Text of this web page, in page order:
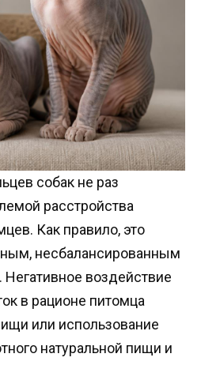
собак не раз
расстройства
Как правило, это
несбалансированным
воздействие
в рационе питомца
или использование
натуральной пищи и